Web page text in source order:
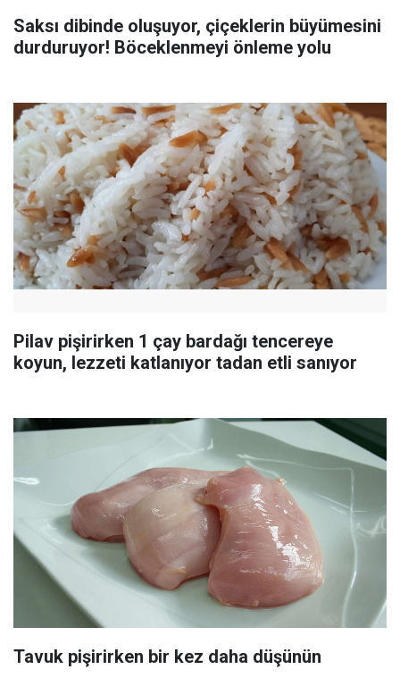
Saksı dibinde oluşuyor, çiçeklerin büyümesini
durduruyor! Böceklenmeyi önleme yolu
Pilav pişirirken 1 çay bardağı tencereye
koyun, lezzeti katlanıyor tadan etli sanıyor
Tavuk pişirirken bir kez daha düşünün